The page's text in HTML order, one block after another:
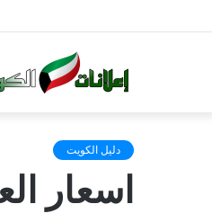
دليل الكويت
اسعار